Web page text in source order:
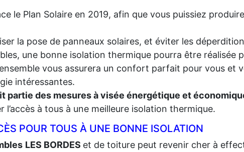
le Plan Solaire en 2019, afin que vous puissiez
la pose de panneaux solaires, et éviter les
une bonne isolation thermique pourra être réalisée
vous assurera un confort parfait pour vous et
intéressantes.
partie des mesures à visée énergétique et
l’accès à tous à une meilleure isolation thermique.
POUR TOUS À UNE BONNE ISOLATION
LES BORDES et de toiture peut revenir cher à